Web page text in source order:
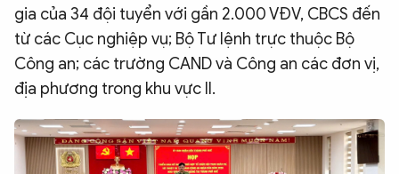
ĐA PHƯƠNG TIỆN
eMagazine
Podcast
Video
Infographic
Chuyên trang An ninh thế giớiVăn nghệ Công an
gia của 34 đội tuyển với gần 2.000 VĐV, CBCS đến
từ các Cục nghiệp vụ; Bộ Tư lệnh trực thuộc Bộ
Công an; các trường CAND và Công an các đơn vị,
địa phương trong khu vực II.